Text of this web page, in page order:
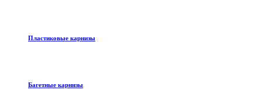
Пластиковые карнизы
Багетные карнизы